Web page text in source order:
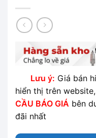
Lưu ý: Giá bán
hiển thị trên
CẦU BÁO GIÁ bên
đãi nhất